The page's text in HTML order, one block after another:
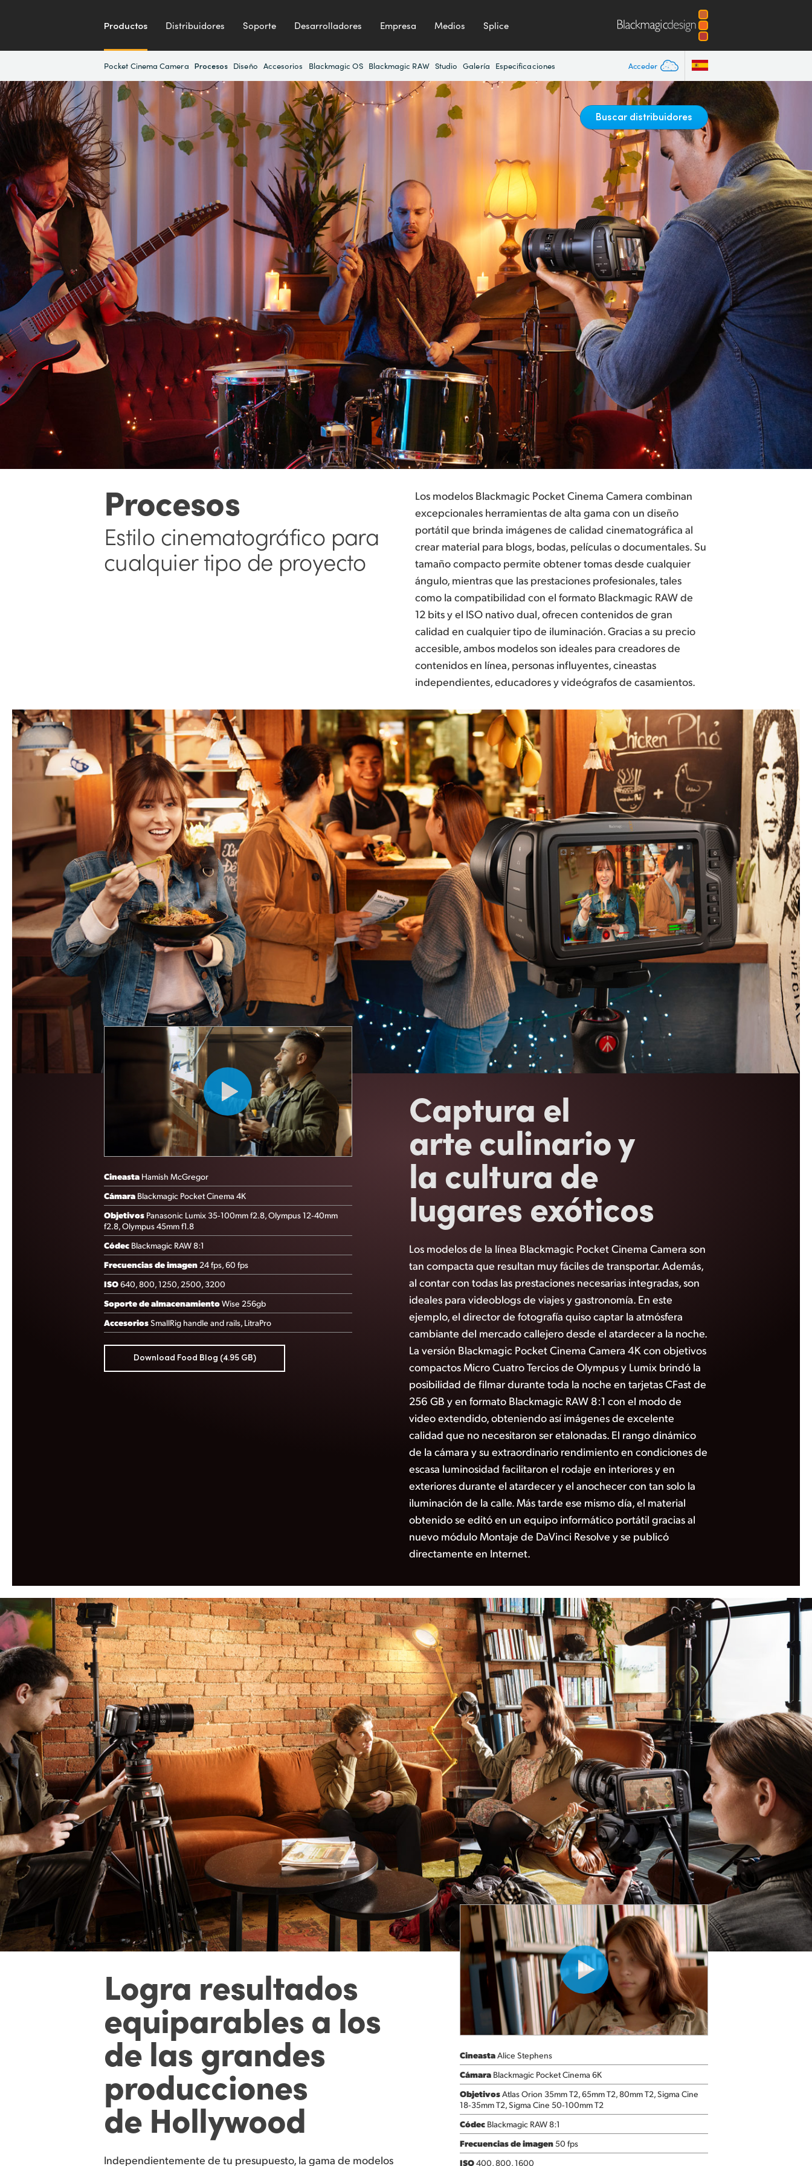
Productos Distribuidores Soporte Desarrolladores Empresa Medios Splice
Acceder
Pocket Cinema Camera Procesos Diseño Accesorios Blackmagic OS Blackmagic RAW Studio Galería Especificaciones
Buscar distribuidores
Procesos
Estilo cinematográfico para
cualquier tipo de proyecto
Los modelos Blackmagic Pocket Cinema Camera combinan
excepcionales herramientas de alta gama con un diseño
portátil que brinda imágenes de calidad cinematográfica al
crear material para blogs, bodas, películas o documentales. Su
tamaño compacto permite obtener tomas desde cualquier
ángulo, mientras que las prestaciones profesionales, tales
como la compatibilidad con el formato Blackmagic RAW de
12 bits y el ISO nativo dual, ofrecen contenidos de gran
calidad en cualquier tipo de iluminación. Gracias a su precio
accesible, ambos modelos son ideales para creadores de
contenidos en línea, personas influyentes, cineastas
independientes, educadores y videógrafos de casamientos.
Captura el
arte culinario y
la cultura de
lugares exóticos
Los modelos de la línea Blackmagic Pocket Cinema Camera son
tan compacta que resultan muy fáciles de transportar. Además,
al contar con todas las prestaciones necesarias integradas, son
ideales para videoblogs de viajes y gastronomía. En este
ejemplo, el director de fotografía quiso captar la atmósfera
cambiante del mercado callejero desde el atardecer a la noche.
La versión Blackmagic Pocket Cinema Camera 4K con objetivos
compactos Micro Cuatro Tercios de Olympus y Lumix brindó la
posibilidad de filmar durante toda la noche en tarjetas CFast de
256 GB y en formato Blackmagic RAW 8:1 con el modo de
video extendido, obteniendo así imágenes de excelente
calidad que no necesitaron ser etalonadas. El rango dinámico
de la cámara y su extraordinario rendimiento en condiciones de
escasa luminosidad facilitaron el rodaje en interiores y en
exteriores durante el atardecer y el anochecer con tan solo la
iluminación de la calle. Más tarde ese mismo día, el material
obtenido se editó en un equipo informático portátil gracias al
nuevo módulo Montaje de DaVinci Resolve y se publicó
directamente en Internet.
Cineasta Hamish McGregor
Cámara Blackmagic Pocket Cinema 4K
Objetivos Panasonic Lumix 35‑100mm f2.8, Olympus 12‑40mm
f2.8, Olympus 45mm f1.8
Códec Blackmagic RAW 8:1
Frecuencias de imagen24 fps, 60 fps
ISO640, 800, 1250, 2500, 3200
Soporte de almacenamientoWise 256gb
AccesoriosSmallRig handle and rails, LitraPro
Download Food Blog (4.95 GB)
Logra resultados
equiparables a los
de las grandes
producciones
de Hollywood
Independientemente de tu presupuesto, la gama de modelos
CineastaAlice Stephens
Cámara Blackmagic Pocket Cinema 6K
ObjetivosAtlas Orion 35mm T2, 65mm T2, 80mm T2, Sigma Cine
18‑35mm T2, Sigma Cine 50‑100mm T2
Códec Blackmagic RAW 8:1
Frecuencias de imagen50 fps
ISO400, 800, 1600